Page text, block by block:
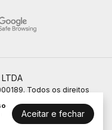
Aceitar e fechar
Todos os direitos